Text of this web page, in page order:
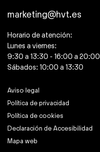
marketing@hvt.es
Horario de atención:
Lunes a viernes:
9:30 a 13:30 - 16:00 a 20:00
Sábados: 10:00 a 13:30
Aviso legal
Política de privacidad
Política de cookies
Declaración de Accesibilidad
Mapa web